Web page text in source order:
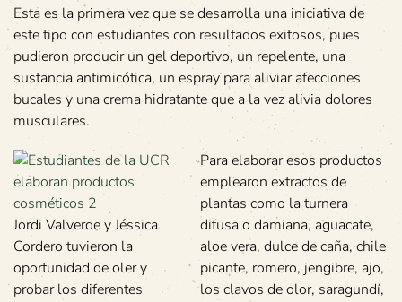
Esta es la primera vez que se desarrolla una iniciativa de
este tipo con estudiantes con resultados exitosos, pues
pudieron producir un gel deportivo, un repelente, una
sustancia antimicótica, un espray para aliviar afecciones
bucales y una crema hidratante que a la vez alivia dolores
musculares.
Jordi Valverde y Jéssica
Cordero tuvieron la
oportunidad de oler y
probar los diferentes
Para elaborar esos productos
emplearon extractos de
plantas como la turnera
difusa o damiana, aguacate,
aloe vera, dulce de caña, chile
picante, romero, jengibre, ajo,
los clavos de olor, saragundí,